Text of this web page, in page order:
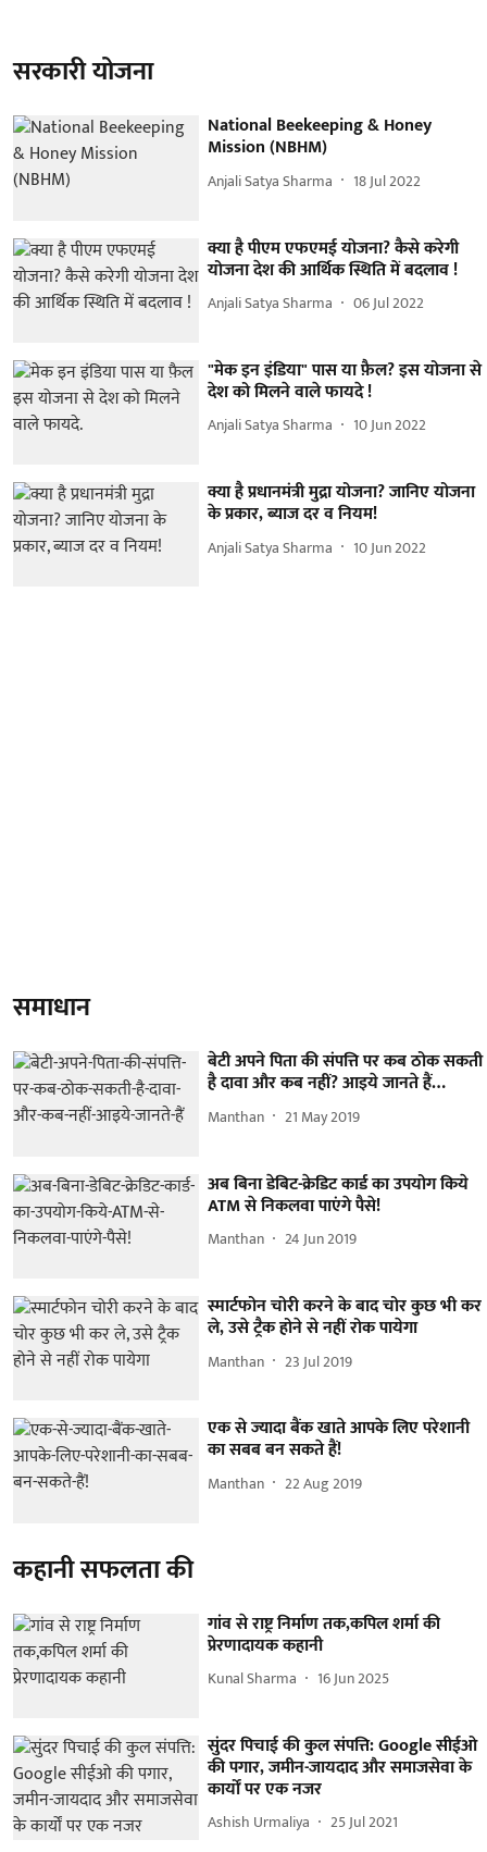
सरकारी योजना
National Beekeeping & Honey
Mission (NBHM)
Anjali Satya Sharma 18 Jul 2022
क्या है पीएम एफएमई योजना? कैसे करेगी
योजना देश की आर्थिक स्थिति में बदलाव !
Anjali Satya Sharma 06 Jul 2022
"मेक इन इंडिया" पास या फ़ैल? इस योजना से
देश को मिलने वाले फायदे !
Anjali Satya Sharma 10 Jun 2022
क्या है प्रधानमंत्री मुद्रा योजना? जानिए योजना
के प्रकार, ब्याज दर व नियम!
Anjali Satya Sharma 10 Jun 2022
समाधान
बेटी अपने पिता की संपत्ति पर कब ठोक सकती
है दावा और कब नहीं? आइये जानते हैं…
Manthan 21 May 2019
अब बिना डेबिट-क्रेडिट कार्ड का उपयोग किये
ATM से निकलवा पाएंगे पैसे!
Manthan 24 Jun 2019
स्मार्टफोन चोरी करने के बाद चोर कुछ भी कर
ले, उसे ट्रैक होने से नहीं रोक पायेगा
Manthan 23 Jul 2019
एक से ज्यादा बैंक खाते आपके लिए परेशानी
का सबब बन सकते हैं!
Manthan 22 Aug 2019
कहानी सफलता की
गांव से राष्ट्र निर्माण तक,कपिल शर्मा की
प्रेरणादायक कहानी
Kunal Sharma 16 Jun 2025
सुंदर पिचाई की कुल संपत्ति: Google सीईओ
की पगार, जमीन-जायदाद और समाजसेवा के
कार्यों पर एक नजर
Ashish Urmaliya 25 Jul 2021